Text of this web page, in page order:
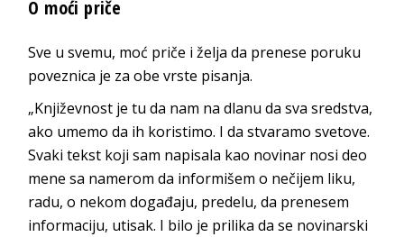
O moći priče
Sve u svemu, moć priče i želja da prenese poruku
poveznica je za obe vrste pisanja.
„Književnost je tu da nam na dlanu da sva sredstva,
ako umemo da ih koristimo. I da stvaramo svetove.
Svaki tekst koji sam napisala kao novinar nosi deo
mene sa namerom da informišem o nečijem liku,
radu, o nekom događaju, predelu, da prenesem
informaciju, utisak. I bilo je prilika da se novinarski